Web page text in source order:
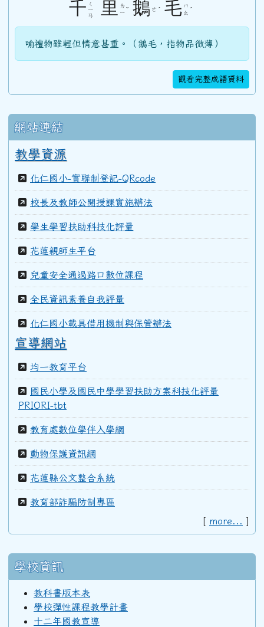
100學年度(101年6月)第41屆乙班
100學年度(101年6月)第41屆甲班
99學年度(100年6月)第40屆丙班
98學年度(99年6月)第40屆教師
97學年度(98年6月)第39屆乙班
96學年度(97年6月)第38屆乙班
92學年度(93年6月)第34屆丁班
92學年度(93年6月)第34屆乙班
千 ㄑ
ㄧ
ㄢ
里
ㄌ
ㄧˇ 鵝 ㄜ ˊ 毛 ㄇ
ㄠ ˊ
喻禮物雖輕但情意甚重。（鵝毛，指物品微薄）
觀看完整成語資料
網站連結
教學資源
化仁國小-實聯制登記-QRcode
校長及教師公開授課實施辦法
學生學習扶助科技化評量
花蓮親師生平台
兒童安全通過路口數位課程
全民資訊素養自我評量
化仁國小載具借用機制與保管辦法
宣導網站
均一教育平台
國民小學及國民中學學習扶助方案科技化評量
PRIORI-tbt
教育處數位學伴入學網
動物保護資訊網
花蓮縣公文整合系統
教育部詐騙防制專區
[ more... ]
學校資訊
教科書版本表
學校彈性課程教學計畫
十二年國教宣導